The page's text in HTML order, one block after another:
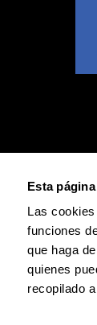
Esta
Las
funciones
que haga
quienes
recopilado